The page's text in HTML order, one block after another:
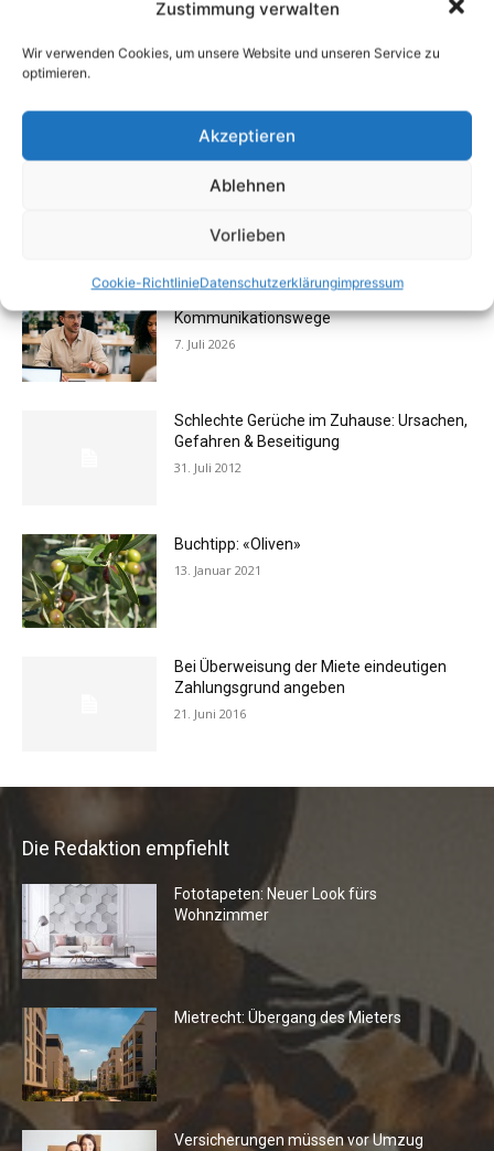
Zustimmung verwalten
Wir verwenden Cookies, um unsere Website und unseren Service zu
optimieren.
Akzeptieren
Ablehnen
Vorlieben
Cookie-RichtlinieDatenschutzerklärungimpressum
15. Januar 2015
Buchtipp: «Das Hausreparatur-Buch»
berechtigtem Interesse
Flexibilität im Alltag: Moderne
Kommunikationswege
7. Juli 2026
Schlechte Gerüche im Zuhause: Ursachen,
Gefahren & Beseitigung
31. Juli 2012
Buchtipp: «Oliven»
13. Januar 2021
Bei Überweisung der Miete eindeutigen
Zahlungsgrund angeben
21. Juni 2016
Die Redaktion empfiehlt
Fototapeten: Neuer Look fürs
Wohnzimmer
Mietrecht: Übergang des Mieters
Versicherungen müssen vor Umzug